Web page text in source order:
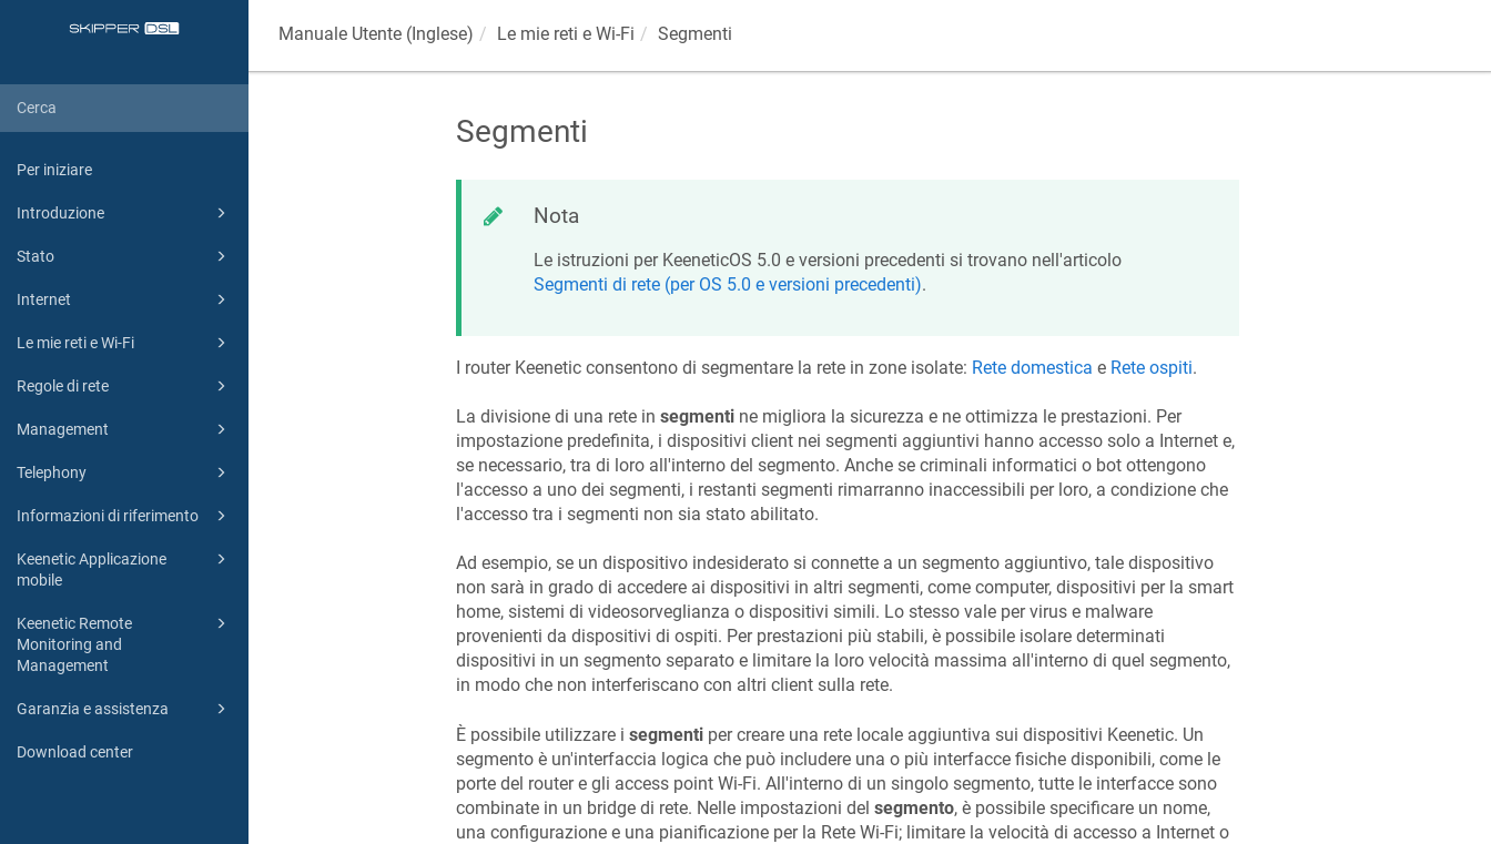
Per iniziare
Introduzione
Stato
Internet
Le mie reti e Wi-Fi
Regole di rete
Management
Telephony
Informazioni di riferimento
Keenetic Applicazione
mobile
Keenetic Remote
Monitoring and
Management
Garanzia e assistenza
Download center
Manuale Utente (Inglese) Le mie reti e Wi-Fi Segmenti
Segmenti
Nota
Le istruzioni per KeeneticOS 5.0 e versioni precedenti si trovano nell'articolo
Segmenti di rete (per OS 5.0 e versioni precedenti).
I router Keeneticconsentono di segmentare la rete in zone isolate: Rete domestica e Rete ospiti.
La divisione di una rete in segmentine migliora la sicurezza e ne ottimizza le prestazioni. Per
impostazione predefinita, i dispositivi client nei segmenti aggiuntivi hanno accesso solo a Internet e,
se necessario, tra di loro all'interno del segmento. Anche se criminali informatici o bot ottengono
l'accesso a uno dei segmenti, i restanti segmenti rimarranno inaccessibili per loro, a condizione che
l'accesso tra i segmenti non sia stato abilitato.
Ad esempio, se un dispositivo indesiderato si connette a un segmento aggiuntivo, tale dispositivo
non sarà in grado di accedere ai dispositivi in altri segmenti, come computer, dispositivi per la smart
home, sistemi di videosorveglianza o dispositivi simili. Lo stesso vale per virus e malware
provenienti da dispositivi di ospiti. Per prestazioni più stabili, è possibile isolare determinati
dispositivi in un segmento separato e limitare la loro velocità massima all'interno di quel segmento,
in modo che non interferiscano con altri client sulla rete.
È possibile utilizzare i segmentiper creare una rete locale aggiuntiva sui dispositivi Keenetic. Un
segmento è un'interfaccia logica che può includere una o più interfacce fisiche disponibili, come le
porte del router e gli access point Wi-Fi. All'interno di un singolo segmento, tutte le interfacce sono
combinate in un bridge di rete. Nelle impostazioni del segmento, è possibile specificare un nome,
una configurazione e una pianificazione per la Rete Wi-Fi; limitare la velocità di accesso a Internet o